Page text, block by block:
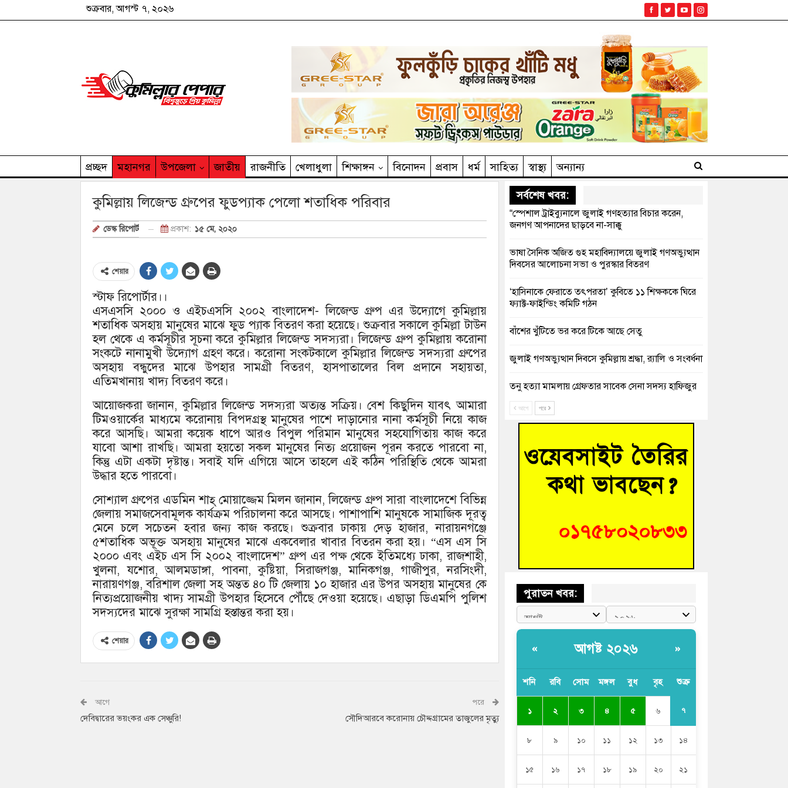
শুক্রবার, আগস্ট ৭, ২০২৬
প্রচ্ছদ মহানগর উপজেলা জাতীয় রাজনীতি খেলাধুলা শিক্ষাঙ্গন বিনোদন প্রবাস ধর্ম সাহিত‌্য স্বাস্থ্য
অন্যান্য
কুমিল্লায় লিজেন্ড গ্রুপের ফুডপ্যাক পেলো শতাধিক পরিবার
ডেস্ক রিপোর্ট প্রকাশ: ১৫ মে, ২০২০
শেয়ার
স্টাফ রিপোর্টার।।
এসএসসি ২০০০ ও এইচএসসি ২০০২ বাংলাদেশ- লিজেন্ড গ্রুপ এর উদ্যোগে কুমিল্লায়
শতাধিক অসহায় মানুষের মাঝে ফুড প্যাক বিতরণ করা হয়েছে। শুক্রবার সকালে কুমিল্লা টাউন
হল থেকে এ কর্মসূচীর সূচনা করে কুমিল্লার লিজেন্ড সদস্যরা। লিজেন্ড গ্রুপ কুমিল্লায় করোনা
সংকটে নানামুখী উদ্যোগ গ্রহণ করে। করোনা সংকটকালে কুমিল্লার লিজেন্ড সদস্যরা গ্রুপের
অসহায় বন্ধুদের মাঝে উপহার সামগ্রী বিতরণ, হাসপাতালের বিল প্রদানে সহায়তা,
এতিমখানায় খাদ্য বিতরণ করে।
আয়োজকরা জানান, কুমিল্লার লিজেন্ড সদস্যরা অত্যন্ত সক্রিয়। বেশ কিছুদিন যাবৎ আমারা
টিমওয়ার্কের মাধ্যমে করোনায় বিপদগ্রস্থ মানুষের পাশে দাড়ানোর নানা কর্মসূচী নিয়ে কাজ
করে আসছি। আমরা কয়েক ধাপে আরও বিপুল পরিমান মানুষের সহযোগিতায় কাজ করে
যাবো আশা রাখছি। আমরা হয়তো সকল মানুষের নিত্য প্রয়োজন পূরন করতে পারবো না,
কিন্তু এটা একটা দৃষ্টান্ত। সবাই যদি এগিয়ে আসে তাহলে এই কঠিন পরিস্থিতি থেকে আমরা
উদ্ধার হতে পারবো।
সোশ্যাল গ্রুপের এডমিন শাহ্ মোয়াজ্জেম মিলন জানান, লিজেন্ড গ্রুপ সারা বাংলাদেশে বিভিন্ন
জেলায় সমাজসেবামূলক কার্যক্রম পরিচালনা করে আসছে। পাশাপাশি মানুষকে সামাজিক দূরত্ব
মেনে চলে সচেতন হবার জন্য কাজ করছে। শুক্রবার ঢাকায় দেড় হাজার, নারায়নগঞ্জে
৫শতাধিক অভূক্ত অসহায় মানুষের মাঝে একবেলার খাবার বিতরন করা হয়। “এস এস সি
২০০০ এবং এইচ এস সি ২০০২ বাংলাদেশ” গ্রুপ এর পক্ষ থেকে ইতিমধ্যে ঢাকা, রাজশাহী,
খুলনা, যশোর, আলমডাঙ্গা, পাবনা, কুষ্টিয়া, সিরাজগঞ্জ, মানিকগঞ্জ, গাজীপুর, নরসিংদী,
নারায়ণগঞ্জ, বরিশাল জেলা সহ অন্তত ৪০ টি জেলায় ১০ হাজার এর উপর অসহায় মানুষের কে
নিত্যপ্রয়োজনীয় খাদ্য সামগ্রী উপহার হিসেবে পৌঁছে দেওয়া হয়েছে। এছাড়া ডিএমপি পুলিশ
সদস্যদের মাঝে সুরক্ষা সামগ্রি হস্তান্তর করা হয়।
শেয়ার
আগে
দেবিদ্বারের ভয়ংকর এক সেঞ্চুরি!
পরে
সৌদিআরবে করোনায় চৌদ্দগ্রামের তাজুলের মৃত্যু
সর্বশেষ খবর:
“স্পেশাল ট্রাইব্যুনালে জুলাই গণহত্যার বিচার করেন,
জনগণ আপনাদের ছাড়বে না-সাক্কু
ভাষা সৈনিক অজিত গুহ মহাবিদ্যালয়ে জুলাই গণঅভ্যুত্থান
দিবসের আলোচনা সভা ও পুরস্কার বিতরণ
‘হাসিনাকে ফেরাতে তৎপরতা’ কুবিতে ১১ শিক্ষককে ঘিরে
ফ্যাক্ট-ফাইন্ডিং কমিটি গঠন
বাঁশের খুঁটিতে ভর করে টিকে আছে সেতু
জুলাই গণঅভ্যুত্থান দিবসে কুমিল্লায় শ্রদ্ধা, র‍্যালি ও সংবর্ধনা
তনু হত্যা মামলায় গ্রেফতার সাবেক সেনা সদস্য হাফিজুর
রহমান হাইকোর্টের জামিনে মুক্ত
আহত শিক্ষার্থীদের দেখতে গিয়ে মেডিকেলের ক্যান্টিনে
হোমনায় বিধবা নারীর জমি দখল ও জীবননাশের হুমকির
বুড়িচংয়ে জুলাই গণঅভ্যুত্থান দিবস উদযাপন উপলক্ষে
আগে পরে
পুরাতন খবর:
« আগষ্ট ২০২৬ »
শনি রবি সোম মঙ্গল বুধ বৃহ শুক্র
১ ২ ৩ ৪ ৫ ৬ ৭
৮ ৯ ১০ ১১ ১২ ১৩ ১৪
১৫ ১৬ ১৭ ১৮ ১৯ ২০ ২১